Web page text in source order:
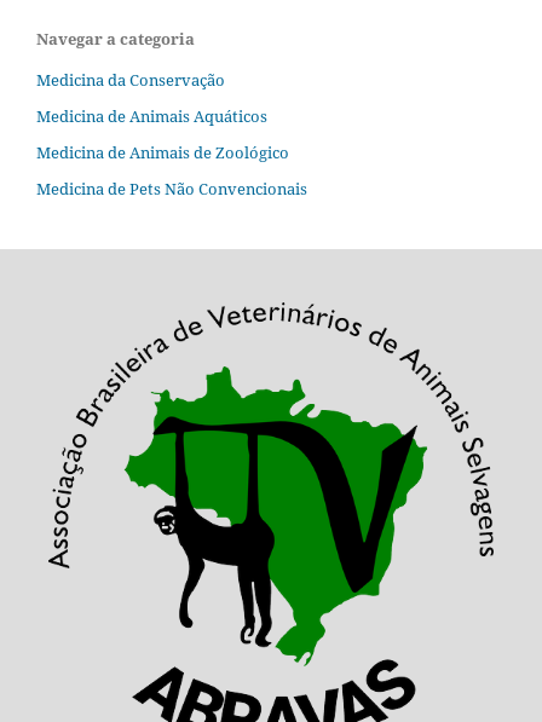
Navegar a categoria
Medicina da Conservação
Medicina de Animais Aquáticos
Medicina de Animais de Zoológico
Medicina de Pets Não Convencionais